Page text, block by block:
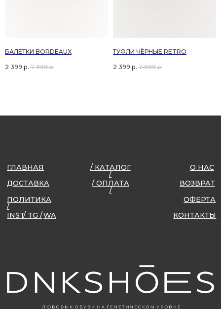
БАЛЕТКИ BORDEAUX
2 399 р. 7 999 р.
ТУФЛИ ЧЁРНЫЕ RETRO
2 399 р. 7 999 р.